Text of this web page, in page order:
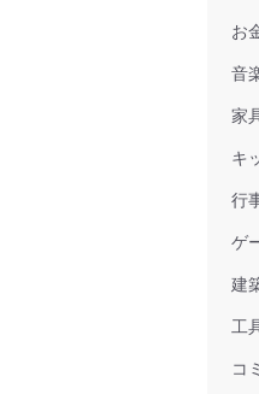
お
音
家
キ
行
ゲ
建
工
コ